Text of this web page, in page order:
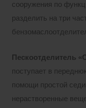
сооружения по
разделить на три
Пескоотделитель
поступает в
помощи простой
нерастворенные